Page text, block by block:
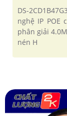
DS-
nghệ IP
phân giải
nén H